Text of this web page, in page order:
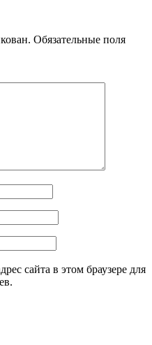
Обязательные поля
сайта в этом браузере для